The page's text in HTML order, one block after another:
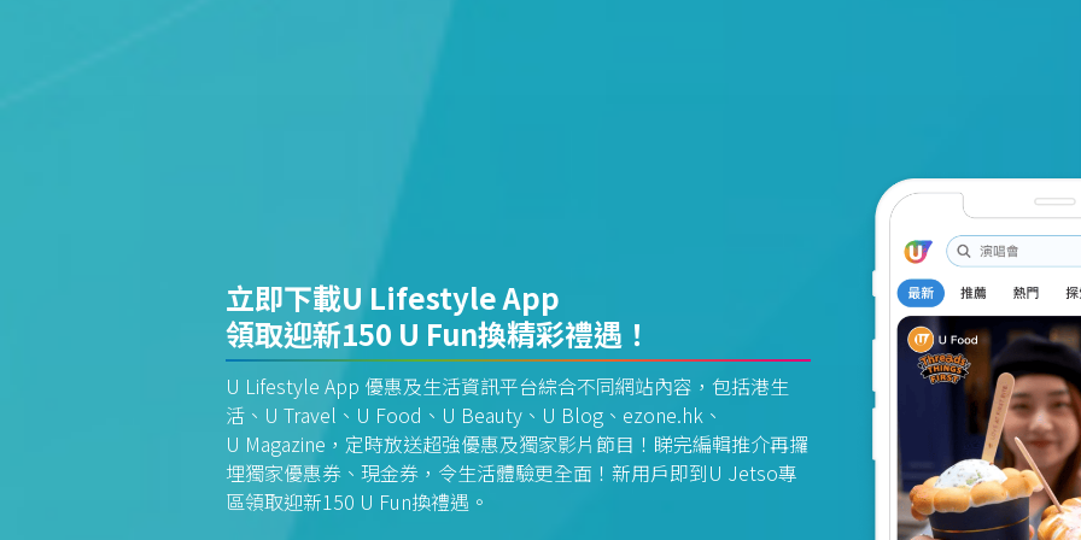
立即下載U Lifestyle App
領取迎新150 U Fun換精彩禮遇！
U Lifestyle App 優惠及生活資訊平台綜合不同網站內容，包括港生
活、U Travel、U Food、U Beauty、U Blog、ezone.hk、
U Magazine，定時放送超強優惠及獨家影片節目！睇完編輯推介再攞
埋獨家優惠券、現金券，令生活體驗更全面！新用戶即到U Jetso專
區領取迎新150 U Fun換禮遇。